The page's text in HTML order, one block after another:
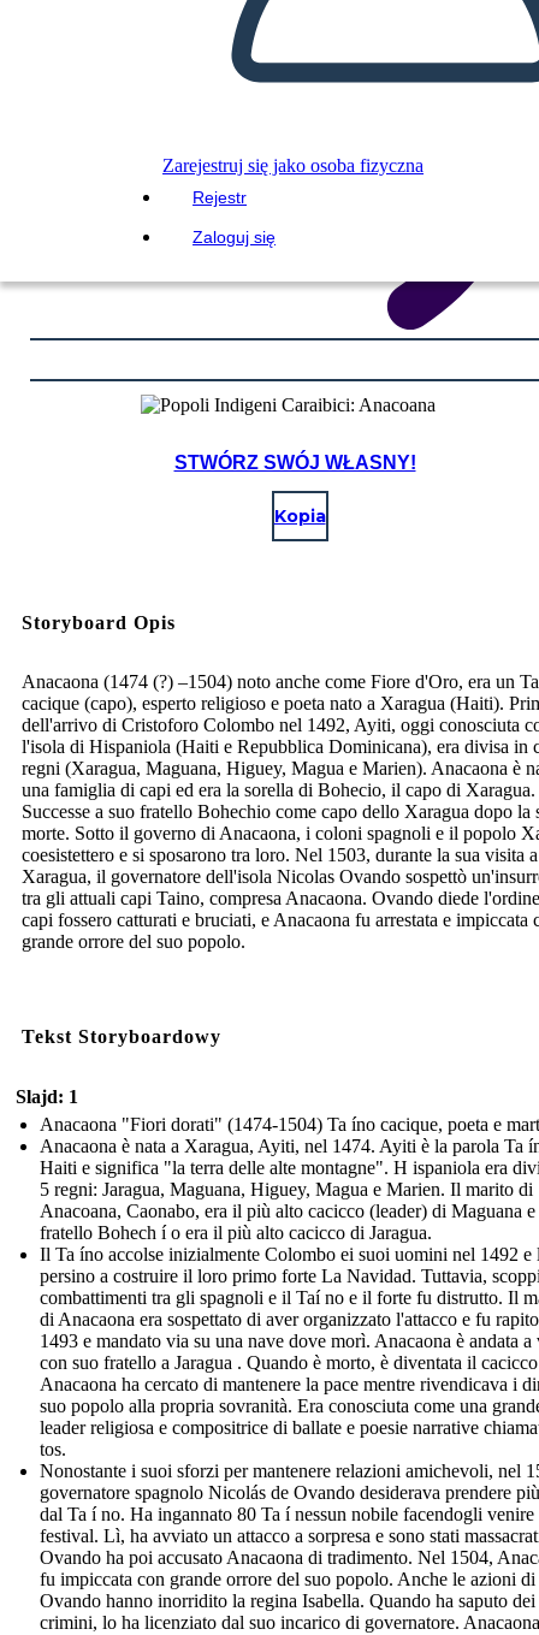
Zarejestruj się jako osoba fizyczna
Rejestr
Zaloguj się
STWÓRZ SWÓJ WŁASNY!
Kopia
Storyboard Opis
Anacaona (1474 (?) –1504) noto anche come Fiore d'Oro, era un
cacique (capo), esperto religioso e poeta nato a Xaragua (Haiti).
dell'arrivo di Cristoforo Colombo nel 1492, Ayiti, oggi conosciuta
l'isola di Hispaniola (Haiti e Repubblica Dominicana), era divisa in
regni (Xaragua, Maguana, Higuey, Magua e Marien). Anacaona è
una famiglia di capi ed era la sorella di Bohecio, il capo di Xaragua.
Successe a suo fratello Bohechio come capo dello Xaragua dopo la
morte. Sotto il governo di Anacaona, i coloni spagnoli e il popolo
coesistettero e si sposarono tra loro. Nel 1503, durante la sua visita a
Xaragua, il governatore dell'isola Nicolas Ovando sospettò
tra gli attuali capi Taino, compresa Anacaona. Ovando diede
capi fossero catturati e bruciati, e Anacaona fu arrestata e impiccata
grande orrore del suo popolo.
Tekst Storyboardowy
Slajd: 1
Anacaona "Fiori dorati" (1474-1504) Ta íno cacique, poeta e
Anacaona è nata a Xaragua, Ayiti, nel 1474. Ayiti è la parola Ta
Haiti e significa "la terra delle alte montagne". H ispaniola era
5 regni: Jaragua, Maguana, Higuey, Magua e Marien. Il marito di
Anacoana, Caonabo, era il più alto cacicco (leader) di Maguana e
fratello Bohech í o era il più alto cacicco di Jaragua.
Il Ta íno accolse inizialmente Colombo ei suoi uomini nel 1492 e
persino a costruire il loro primo forte La Navidad. Tuttavia,
combattimenti tra gli spagnoli e il Taí no e il forte fu distrutto. Il
di Anacaona era sospettato di aver organizzato l'attacco e fu
1493 e mandato via su una nave dove morì. Anacaona è andata a
con suo fratello a Jaragua . Quando è morto, è diventata il
Anacaona ha cercato di mantenere la pace mentre rivendicava i
suo popolo alla propria sovranità. Era conosciuta come una
leader religiosa e compositrice di ballate e poesie narrative
tos.
Nonostante i suoi sforzi per mantenere relazioni amichevoli, nel
governatore spagnolo Nicolás de Ovando desiderava prendere
dal Ta í no. Ha ingannato 80 Ta í nessun nobile facendogli venire
festival. Lì, ha avviato un attacco a sorpresa e sono stati
Ovando ha poi accusato Anacaona di tradimento. Nel 1504,
fu impiccata con grande orrore del suo popolo. Anche le azioni di
Ovando hanno inorridito la regina Isabella. Quando ha saputo
crimini, lo ha licenziato dal suo incarico di governatore.